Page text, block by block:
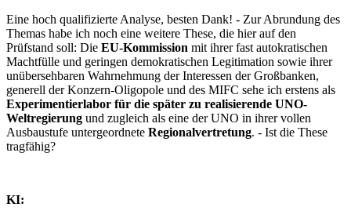
Eine hoch qualifizierte Analyse, besten Dank! - Zur Abrundung des
Themas habe ich noch eine weitere These, die hier auf den
Prüfstand soll: Die EU-Kommission mit ihrer fast autokratischen
Machtfülle und geringen demokratischen Legitimation sowie ihrer
unübersehbaren Wahrnehmung der Interessen der Großbanken,
generell der Konzern-Oligopole und des MIFC sehe ich erstens als
Experimentierlabor für die später zu realisierende UNO-
Weltregierung und zugleich als eine der UNO in ihrer vollen
Ausbaustufe untergeordnete Regionalvertretung. - Ist die These
tragfähig?
KI: